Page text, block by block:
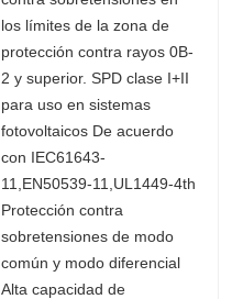
los límites de la zona de
protección contra rayos 0B-
2 y superior. SPD clase I+II
para uso en sistemas
fotovoltaicos De acuerdo
con IEC61643-
11,EN50539-11,UL1449-4th
Protección contra
sobretensiones de modo
común y modo diferencial
Alta capacidad de